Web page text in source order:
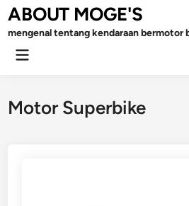
Skip
to
content
ABOUT MOGE'S
mengenal tentang kendaraan bermotor
Main
Motor Superbike